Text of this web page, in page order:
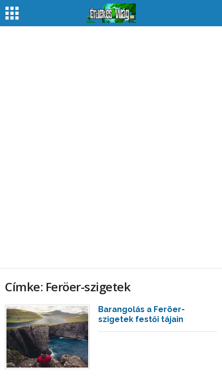
Címke: Feröer-szigetek
Barangolás a Feröer-
szigetek festői tájain